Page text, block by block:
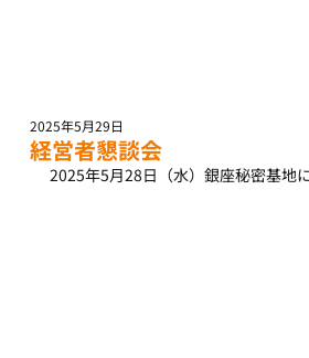
経営者懇談会
2025年5月29日
2025年5月28日（水）銀座秘密基地